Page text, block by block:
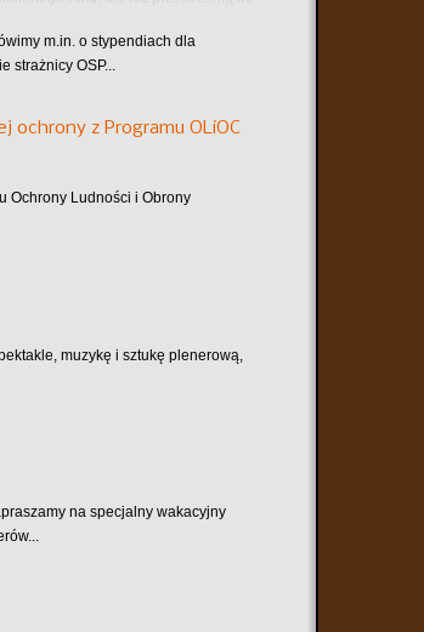
m.in. o stypendiach dla
strażnicy OSP...
ochrony z Programu OLiOC
Ochrony Ludności i Obrony
muzykę i sztukę plenerową,
na specjalny wakacyjny